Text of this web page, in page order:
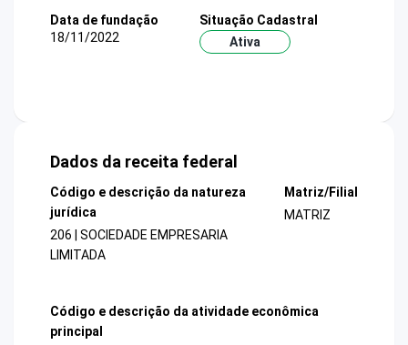
Data de fundação
18/11/2022
Situação Cadastral
Ativa
Dados da receita federal
Código e descrição da natureza
jurídica
206 | SOCIEDADE EMPRESARIA
LIMITADA
Matriz/Filial
MATRIZ
Código e descrição da atividade econômica
principal